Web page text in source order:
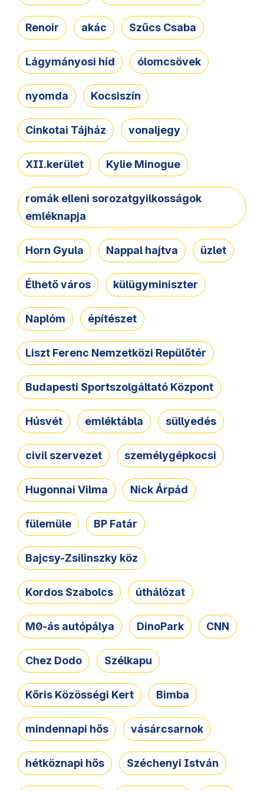
Renoir akác Szűcs Csaba
Lágymányosi híd ólomcsövek
nyomda Kocsiszín
Cinkotai Tájház vonaljegy
XII.kerület Kylie Minogue
romák elleni sorozatgyilkosságok
emléknapja
Horn Gyula Nappal hajtva üzlet
Élhető város külügyminiszter
Naplóm építészet
Liszt Ferenc Nemzetközi Repülőtér
Budapesti Sportszolgáltató Központ
Húsvét emléktábla süllyedés
civil szervezet személygépkocsi
Hugonnai Vilma Nick Árpád
fülemüle BP Fatár
Bajcsy-Zsilinszky köz
Kordos Szabolcs úthálózat
M0-ás autópálya DinoPark CNN
Chez Dodo Szélkapu
Kőris Közösségi Kert Bimba
mindennapi hős vásárcsarnok
hétköznapi hős Széchenyi István